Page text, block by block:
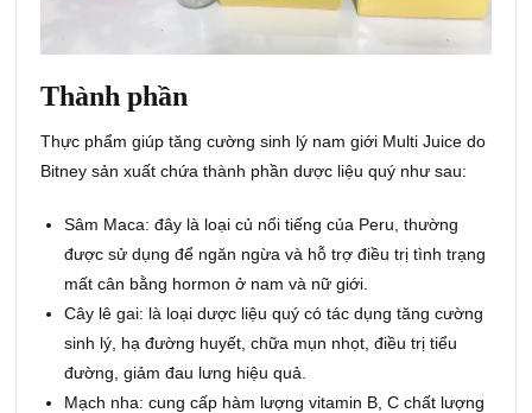
Thành phần
Thực phẩm giúp tăng cường sinh lý nam giới Multi Juice do
Bitney sản xuất chứa thành phần dược liệu quý như sau:
Sâm Maca: đây là loại củ nổi tiếng của Peru, thường
được sử dụng để ngăn ngừa và hỗ trợ điều trị tình trạng
mất cân bằng hormon ở nam và nữ giới.
Cây lê gai: là loại dược liệu quý có tác dụng tăng cường
sinh lý, hạ đường huyết, chữa mụn nhọt, điều trị tiểu
đường, giảm đau lưng hiệu quả.
Mạch nha: cung cấp hàm lượng vitamin B, C chất lượng